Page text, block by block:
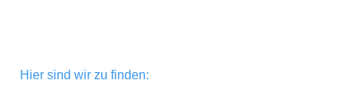
Hier sind wir zu finden: